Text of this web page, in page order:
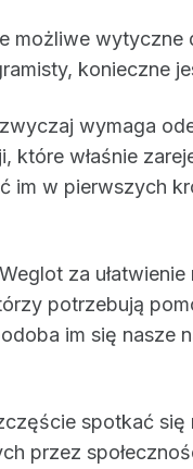
możliwe
konieczne
wymaga
które właśnie
im w pierwszych
za
potrzebują
im się nasze
spotkać się
przez